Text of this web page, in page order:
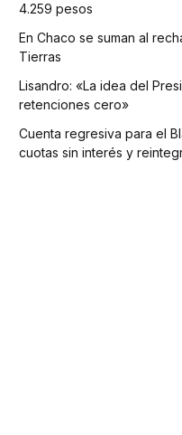
4.259 pesos
En Chaco se suman al
Tierras
Lisandro: «La idea del
retenciones cero»
Cuenta regresiva para el
cuotas sin interés y